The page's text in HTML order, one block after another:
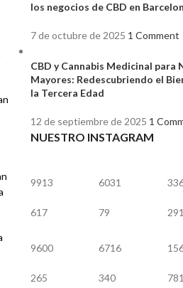
los negocios de CBD en
7 de octubre de 2025 1 Comment
CBD y Cannabis Medicinal para
Mayores: Redescubriendo el
la Tercera Edad
12 de septiembre de 2025 1
NUESTRO INSTAGRAM
9913
617
6031
79 291
9600
265
6716
340 781